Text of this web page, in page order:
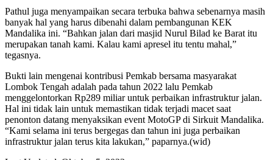
Pathul juga menyampaikan secara terbuka bahwa sebenarnya masih
banyak hal yang harus dibenahi dalam pembangunan KEK
Mandalika ini. “Bahkan jalan dari masjid Nurul Bilad ke Barat itu
merupakan tanah kami. Kalau kami apresel itu tentu mahal,”
tegasnya.
Bukti lain mengenai kontribusi Pemkab bersama masyarakat
Lombok Tengah adalah pada tahun 2022 lalu Pemkab
menggelontorkan Rp289 miliar untuk perbaikan infrastruktur jalan.
Hal ini tidak lain untuk memastikan tidak terjadi macet saat
penonton datang menyaksikan event MotoGP di Sirkuit Mandalika.
“Kami selama ini terus bergegas dan tahun ini juga perbaikan
infrastruktur jalan terus kita lakukan,” paparnya.(wid)